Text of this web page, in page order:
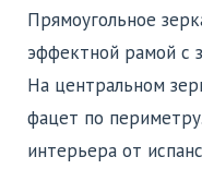
Прямоугольное
эффектной рамой с
На центральном
фацет по
интерьера от